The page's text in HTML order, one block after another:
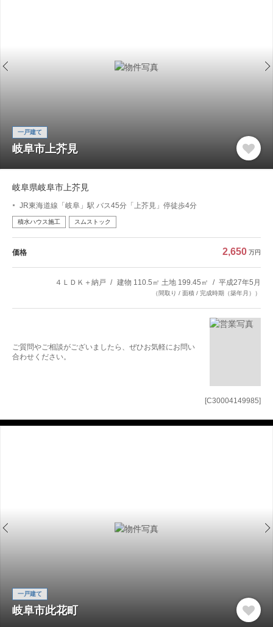
[C30004149985]
一戸建て
岐阜市上芥見
岐阜県岐阜市上芥見
JR東海道線「岐阜」駅 バス45分「上芥見」停徒歩4分
積水ハウス施工 スムストック
価格 2,650 万円
４ＬＤＫ＋納戸 建物 110.5㎡ 土地 199.45㎡ 平成27年5月
（間取り / 面積 / 完成時期（築年月））
ご質問やご相談がございましたら、ぜひお気軽にお問い
合わせください。
一戸建て
岐阜市此花町